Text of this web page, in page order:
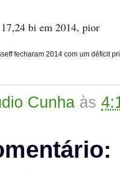
bi em 2014, pior
fecharam 2014 com um déficit
Cunha às